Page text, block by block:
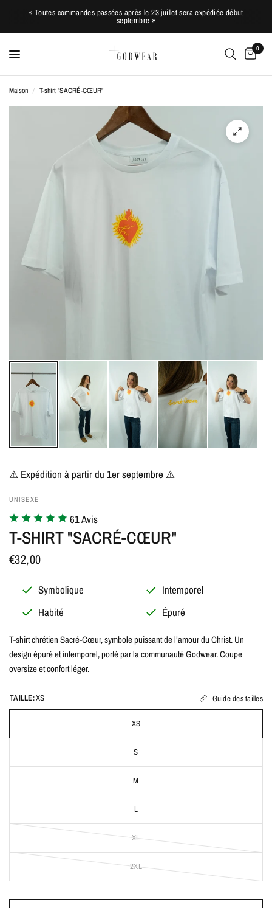
« Toutes commandes passées après le 23 juillet sera expédiée début
septembre »
0
Maison / T-shirt "SACRÉ-CŒUR"
⚠ Expédition à partir du 1er septembre ⚠
UNISEXE
61 Avis
T-SHIRT "SACRÉ-CŒUR"
€32,00
Symbolique
Intemporel
Habité
Épuré
T-shirt chrétien Sacré-Cœur, symbole puissant de l’amour du Christ. Un
design épuré et intemporel, porté par la communauté Godwear. Coupe
oversize et confort léger.
TAILLE:XS Guide des tailles
XS
S
M
L
XL
2XL